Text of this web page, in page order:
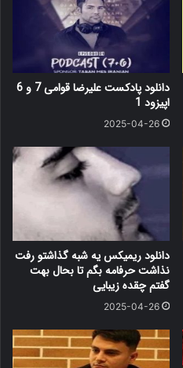
دانلود پادکست علیرضا قوامی 7 و 6
اپیزود 1
2025-04-26
دانلود ریمیکس یه شبه گذاشتو رفت
نذاشت حرفامه بگم تا بحال بهت
گفتم چقده زیبایی
2025-04-26